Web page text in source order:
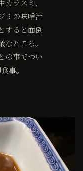
ラスミ、
ミの味噌汁
すると面倒
ところ。
の事でつい
事。